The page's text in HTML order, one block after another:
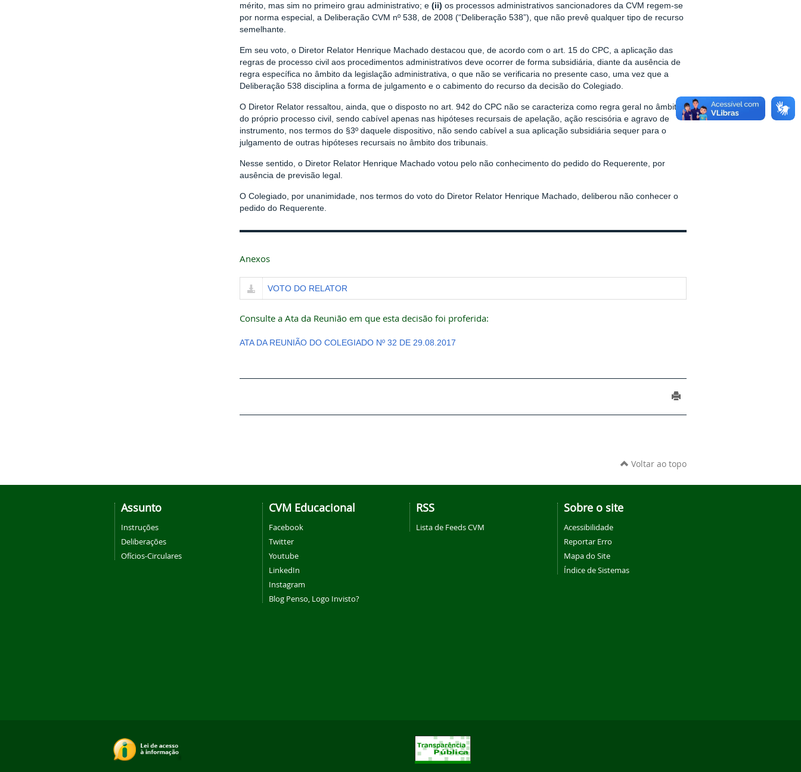
mérito, mas sim no primeiro grau administrativo; e (ii) os processos administrativos sancionadores da CVM regem-se
por norma especial, a Deliberação CVM nº 538, de 2008 (“Deliberação 538”), que não prevê qualquer tipo de recurso
semelhante.
Em seu voto, o Diretor Relator Henrique Machado destacou que, de acordo com o art. 15 do CPC, a aplicação das
regras de processo civil aos procedimentos administrativos deve ocorrer de forma subsidiária, diante da ausência de
regra específica no âmbito da legislação administrativa, o que não se verificaria no presente caso, uma vez que a
Deliberação 538 disciplina a forma de julgamento e o cabimento do recurso da decisão do Colegiado.
O Diretor Relator ressaltou, ainda, que o disposto no art. 942 do CPC não se caracteriza como regra geral no âmbito
do próprio processo civil, sendo cabível apenas nas hipóteses recursais de apelação, ação rescisória e agravo de
instrumento, nos termos do §3º daquele dispositivo, não sendo cabível a sua aplicação subsidiária sequer para o
julgamento de outras hipóteses recursais no âmbito dos tribunais.
Nesse sentido, o Diretor Relator Henrique Machado votou pelo não conhecimento do pedido do Requerente, por
ausência de previsão legal.
O Colegiado, por unanimidade, nos termos do voto do Diretor Relator Henrique Machado, deliberou não conhecer o
pedido do Requerente.
Anexos
VOTO DO RELATOR
Consulte a Ata da Reunião em que esta decisão foi proferida:
ATA DA REUNIÃO DO COLEGIADO Nº 32 DE 29.08.2017
Voltar ao topo
Assunto
Instruções
Deliberações
Ofícios-Circulares
CVM Educacional
Facebook
Twitter
Youtube
LinkedIn
Instagram
Blog Penso, Logo Invisto?
RSS
Lista de Feeds CVM
Sobre o site
Acessibilidade
Reportar Erro
Mapa do Site
Índice de Sistemas